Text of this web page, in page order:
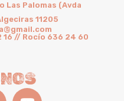
Las Palomas (Avda
11205
16 // Rocío 636 24 60